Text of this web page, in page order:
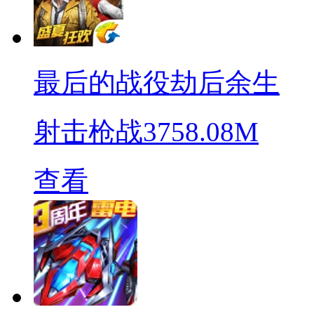
最后的战役劫后余生
射击枪战3758.08M
查看